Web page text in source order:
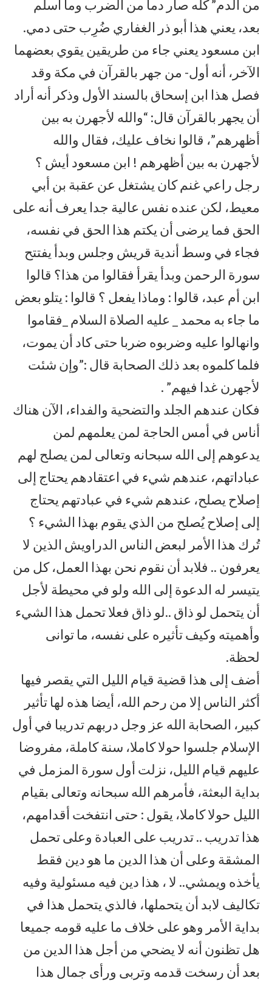
من الدم” كله صار دما من الضرب وما أسلم
بعد، يعني هذا أبو ذر الغفاري ضُرِب حتى دمي.
ابن مسعود يعني جاء من طريقين يقوي بعضهما
الآخر، أنه أول- من جهر بالقرآن في مكة وقد
فصل هذا ابن إسحاق بالسند الأول وذكر أنه أراد
أن يجهر بالقرآن قال: “والله لأجهرن به بين
أظهرهم”، قالوا نخاف عليك، فقال والله
لأجهرن به بين أظهرهم ! ابن مسعود أيش ؟
رجل راعي غنم كان يشتغل عن عقبة بن أبي
معيط، لكن عنده نفس عالية جدا يعرف أنه على
الحق فما يرضى أن يكتم هذا الحق في نفسه،
فجاء في وسط أندية قريش وجلس وبدأ يفتتح
سورة الرحمن وبدأ يقرأ فقالوا من هذا؟ قالوا
ابن أم عبد، قالوا : وماذا يفعل ؟ قالوا : يتلو بعض
ما جاء به محمد _ عليه الصلاة السلام _فقاموا
وانهالوا عليه وضربوه ضربا حتى كاد أن يموت،
فلما كلموه بعد ذلك الصحابة قال :”وإن شئت
لأجهرن غدا فيهم” .
فكان عندهم الجلد والتضحية والفداء، الآن هناك
أناس في أمس الحاجة لمن يعلمهم لمن
يدعوهم إلى الله سبحانه وتعالى لمن يصلح لهم
عباداتهم، عندهم شيء في اعتقادهم يحتاج إلى
إصلاح يصلح، عندهم شيء في عبادتهم يحتاج
إلى إصلاح يُصلح من الذي يقوم بهذا الشيء ؟
تُرك هذا الأمر لبعض الناس الدراويش الذين لا
يعرفون .. فلابد أن نقوم نحن بهذا العمل، كل من
يتيسر له الدعوة إلى الله ولو في محيطة لأجل
أن يتحمل لو ذاق ..لو ذاق فعلا تحمل هذا الشيء
وأهميته وكيف تأثيره على نفسه، ما توانى
لحظة.
أضف إلى هذا قضية قيام الليل التي يقصر فيها
أكثر الناس إلا من رحم الله، أيضا هذه لها تأثير
كبير، الصحابة الله عز وجل دربهم تدريبا في أول
الإسلام جلسوا حولا كاملا، سنة كاملة، مفروضا
عليهم قيام الليل، نزلت أول سورة المزمل في
بداية البعثة، فأمرهم الله سبحانه وتعالى بقيام
الليل حولا كاملا، يقول : حتى انتفخت أقدامهم،
هذا تدريب .. تدريب على العبادة وعلى تحمل
المشقة وعلى أن هذا الدين ما هو دين فقط
يأخذه ويمشي.. لا ، هذا دين فيه مسئولية وفيه
تكاليف لابد أن يتحملها، فالذي يتحمل هذا في
بداية الأمر وهو على خلاف ما عليه قومه جميعا
هل تظنون أنه لا يضحي من أجل هذا الدين من
بعد أن رسخت قدمه وتربى ورأى جمال هذا